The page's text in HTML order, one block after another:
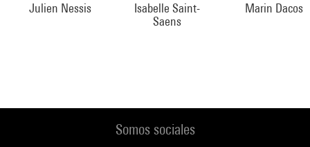
Julien Nessis
Isabelle Saint-
Saens
Marin Dacos
Somos sociales